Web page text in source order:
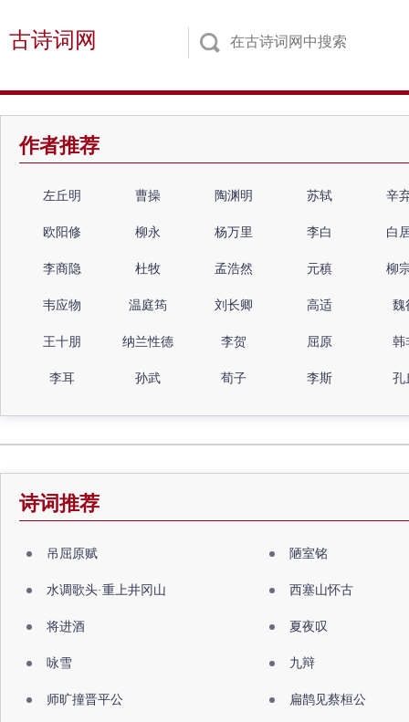
古诗词网
作者推荐
左丘明 曹操 陶渊明 苏轼 辛
欧阳修 柳永 杨万里 李白 白
李商隐 杜牧 孟浩然 元稹 柳
韦应物 温庭筠 刘长卿 高适 魏
王十朋 纳兰性德 李贺 屈原 韩
李耳 孙武 荀子 李斯 孔
诗词推荐
吊屈原赋 陋室铭
水调歌头·重上井冈山 西塞山怀古
将进酒 夏夜叹
咏雪 九辩
师旷撞晋平公 扁鹊见蔡桓公